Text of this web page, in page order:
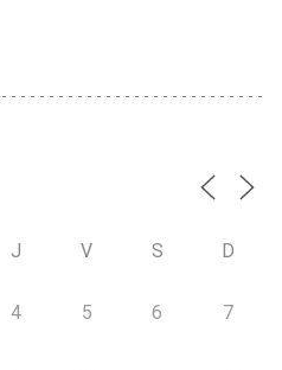
J V S D
4 5 6 7